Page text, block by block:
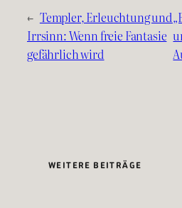
← Templer, Erleuchtung und
Irrsinn: Wenn freie Fantasie
gefährlich wird
WEITERE BEITRÄGE